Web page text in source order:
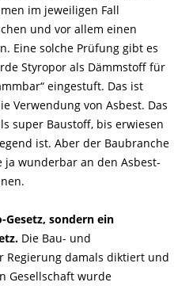
im jeweiligen Fall
und vor allem einen
Eine solche Prüfung gibt es
Styropor als Dämmstoff für
eingestuft. Das ist
Verwendung von Asbest. Das
super Baustoff, bis erwiesen
ist. Aber der Baubranche
ja wunderbar an den Asbest-
Gesetz, sondern ein
Die Bau- und
Regierung damals diktiert und
Gesellschaft wurde